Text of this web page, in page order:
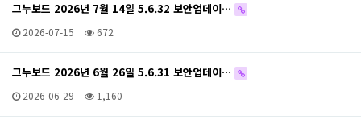
그누보드 2026년 7월 14일 5.6.32 보안업데이…
2026-07-15 672
그누보드 2026년 6월 26일 5.6.31 보안업데이…
2026-06-29 1,160